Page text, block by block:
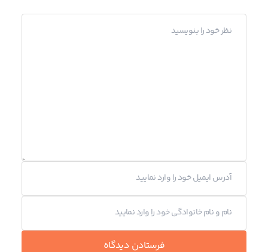
فرستادن دیدگاه